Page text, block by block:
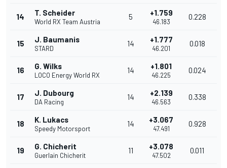
14 T. Scheider
World RX Team Austria
5 +1.759
46.183
0.228
15 J. Baumanis
STARD
14 +1.777
46.201
0.018
16 G. Wilks
LOCO Energy World RX
14 +1.801
46.225
0.024
17 J. Dubourg
DA Racing
14 +2.139
46.563
0.338
18 K. Lukacs
Speedy Motorsport
14 +3.067
47.491
0.928
19 G. Chicherit
Guerlain Chicherit
11 +3.078
47.502
0.011